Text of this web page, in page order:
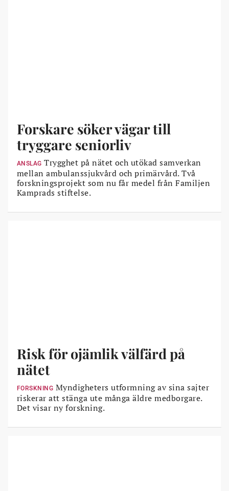
Forskare söker vägar till
tryggare seniorliv
ANSLAG Trygghet på nätet och utökad samverkan
mellan ambulanssjukvård och primärvård. Två
forskningsprojekt som nu får medel från Familjen
Kamprads stiftelse.
Risk för ojämlik välfärd på
nätet
FORSKNING Myndigheters utformning av sina sajter
riskerar att stänga ute många äldre medborgare.
Det visar ny forskning.